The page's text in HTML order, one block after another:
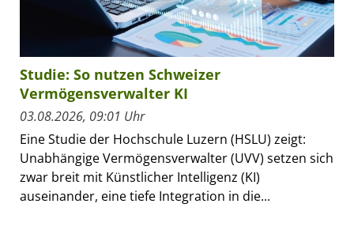
Studie: So nutzen Schweizer
Vermögensverwalter KI
03.08.2026, 09:01 Uhr
Eine Studie der Hochschule Luzern (HSLU) zeigt:
Unabhängige Vermögensverwalter (UVV) setzen sich
zwar breit mit Künstlicher Intelligenz (KI)
auseinander, eine tiefe Integration in die...